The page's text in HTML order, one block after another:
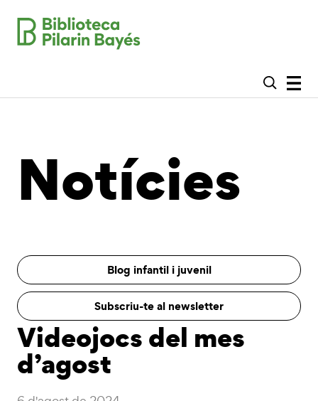
Notícies
Blog infantil i juvenil
Subscriu-te al newsletter
Videojocs del mes
d’agost